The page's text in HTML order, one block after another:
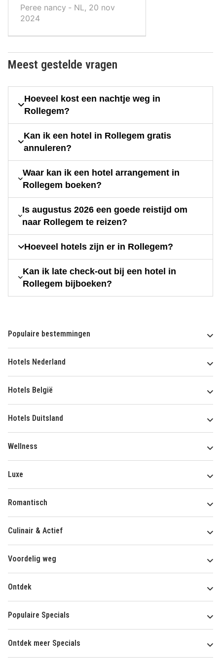
Peree nancy ‐ NL, 20 nov
2024
Meest gestelde vragen
Hoeveel kost een nachtje weg in
Rollegem?
Kan ik een hotel in Rollegem gratis
annuleren?
Waar kan ik een hotel arrangement in
Rollegem boeken?
Is augustus 2026 een goede reistijd om
naar Rollegem te reizen?
Hoeveel hotels zijn er in Rollegem?
Kan ik late check-out bij een hotel in
Rollegem bijboeken?
Populaire bestemmingen
Hotels Nederland
Hotels België
Hotels Duitsland
Wellness
Luxe
Romantisch
Culinair & Actief
Voordelig weg
Ontdek
Populaire Specials
Ontdek meer Specials